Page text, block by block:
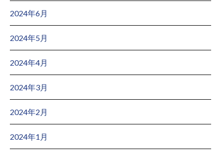
2024年6月
2024年5月
2024年4月
2024年3月
2024年2月
2024年1月